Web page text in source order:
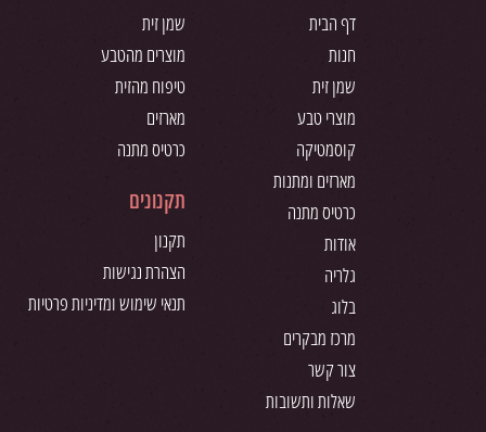
דף הבית
חנות
שמן זית
מוצרי טבע
קוסמטיקה
מארזים ומתנות
כרטיס מתנה
אודות
גלריה
בלוג
מרכז מבקרים
צור קשר
שאלות ותשובות
שמן זית
מוצרים מהטבע
טיפוח מהזית
מארזים
כרטיס מתנה
תקנונים
תקנון
הצהרת נגישות
תנאי שימוש ומדיניות פרטיות